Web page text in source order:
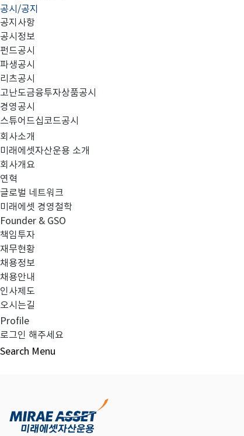
공시/공지
공지사항
공시정보
펀드공시
파생공시
리츠공시
고난도금융투자상품공시
경영공시
스튜어드십코드공시
회사소개
미래에셋자산운용 소개
회사개요
연혁
글로벌 네트워크
미래에셋 경영철학
Founder & GSO
책임투자
재무현황
채용정보
채용안내
인사제도
오시는길
Profile
로그인 해주세요
Search Menu
이전글
다음글
목록보기